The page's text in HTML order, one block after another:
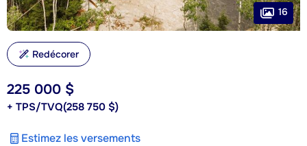
225 000 $
+ TPS/TVQ(258 750 $)
Estimez les versements
16
Redécorer